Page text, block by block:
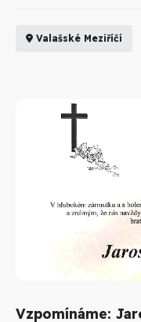
Valašské Meziříčí
Vzpomínáme: